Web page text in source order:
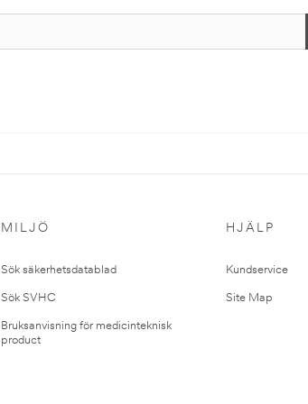
MILJÖ
Sök säkerhetsdatablad
Sök SVHC
Bruksanvisning för medicinteknisk
product
HJÄLP
Kundservice
Site Map